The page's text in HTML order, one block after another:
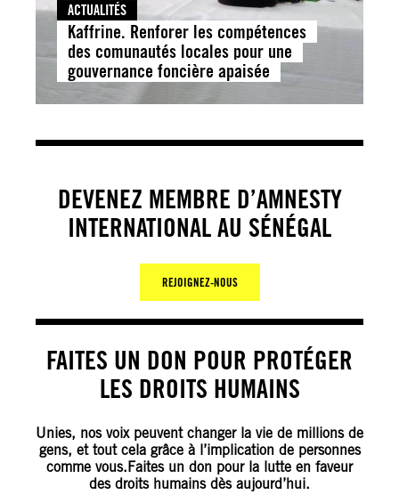
ACTUALITÉS
Kaffrine. Renforer les compétences
des comunautés locales pour une
gouvernance foncière apaisée
DEVENEZ MEMBRE D’AMNESTY
INTERNATIONAL AU SÉNÉGAL
REJOIGNEZ-NOUS
FAITES UN DON POUR PROTÉGER
LES DROITS HUMAINS
Unies, nos voix peuvent changer la vie de millions de
gens, et tout cela grâce à l’implication de personnes
comme vous.Faites un don pour la lutte en faveur
des droits humains dès aujourd’hui.